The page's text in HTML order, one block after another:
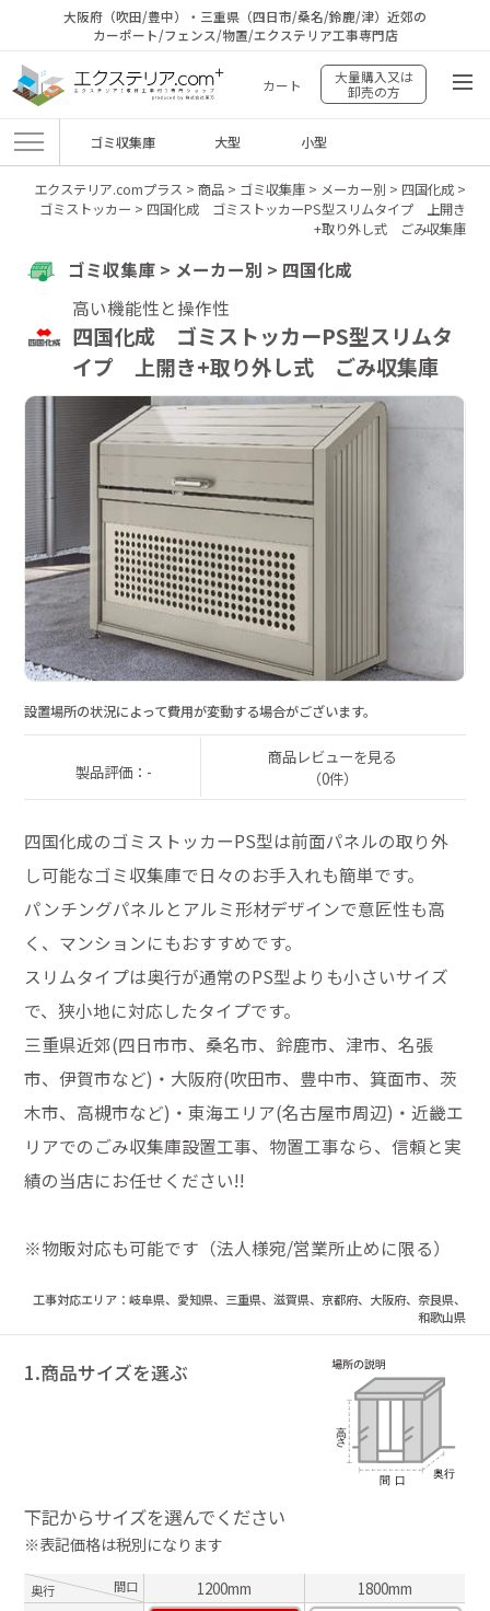
大阪府（吹田/豊中）・三重県（四日市/桑名/鈴鹿/津）近郊の
カーポート/フェンス/物置/エクステリア工事専門店
カート
大量購入又は
卸売の方
ゴミ収集庫 大型 小型
エクステリア.comプラス > 商品> ゴミ収集庫> メーカー別 > 四国化成>
ゴミストッカー > 四国化成 ゴミストッカーPS型スリムタイプ 上開き
+取り外し式 ごみ収集庫
ゴミ収集庫 > メーカー別 > 四国化成
高い機能性と操作性
四国化成 ゴミストッカーPS型スリムタ
イプ 上開き+取り外し式 ごみ収集庫
設置場所の状況によって費用が変動する場合がございます。
製品評価：-
商品レビューを見る
（0件）
四国化成のゴミストッカーPS型は前面パネルの取り外
し可能なゴミ収集庫で日々のお手入れも簡単です。
パンチングパネルとアルミ形材デザインで意匠性も高
く、マンションにもおすすめです。
スリムタイプは奥行が通常のPS型よりも小さいサイズ
で、狭小地に対応したタイプです。
三重県近郊(四日市市、桑名市、鈴鹿市、津市、名張
市、伊賀市など)・大阪府(吹田市、豊中市、箕面市、茨
木市、高槻市など)・東海エリア(名古屋市周辺)・近畿エ
リアでのごみ収集庫設置工事、物置工事なら、信頼と実
績の当店にお任せください!!
※物販対応も可能です（法人様宛/営業所止めに限る）
工事対応エリア：岐阜県、愛知県、三重県、滋賀県、京都府、大阪府、奈良県、
和歌山県
1.商品サイズを選ぶ
下記からサイズを選んでください
※表記価格は税別になります
奥行 間口 1200mm
1800mm